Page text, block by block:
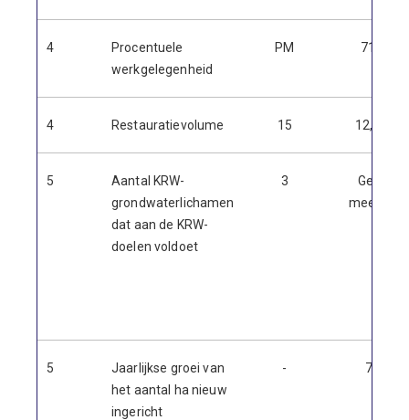
4
Procentuele
werkgelegenheid
PM 71,8
4 Restauratievolume 15 12,8%
5
Aantal KRW-
grondwaterlichamen
dat aan de KRW-
doelen voldoet
3
Geen
meeting
5
Jaarlijkse groei van
het aantal ha nieuw
ingericht
- 70